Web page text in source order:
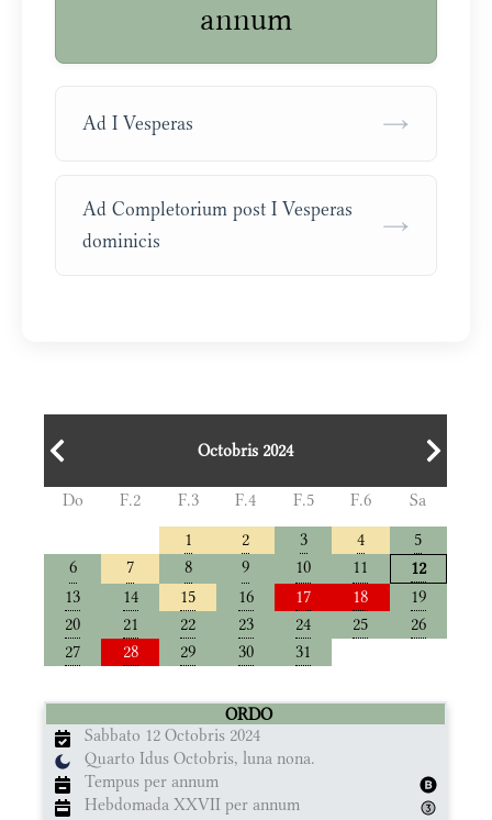
annum
Ad I Vesperas →
Ad Completorium post I Vesperas
dominicis
→
Octobris 2024
Do F.2 F.3 F.4 F.5 F.6
Sa
1
2 3 4
5
6
7 8 9 10 11
12
13
14 15 16 17 18
19
20
21 22 23 24 25
26
27
28 29 30 31
ORDO
Sabbato 12 Octobris 2024
Quarto Idus Octobris, luna nona.
Tempus per annum
Hebdomada XXVII per annum